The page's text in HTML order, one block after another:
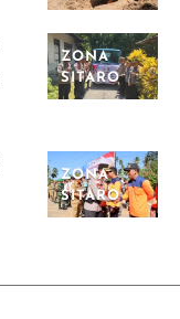
ZONA
SITARO
ZONA
SITARO